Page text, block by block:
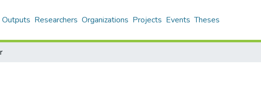
Outputs Researchers Organizations Projects Events Theses